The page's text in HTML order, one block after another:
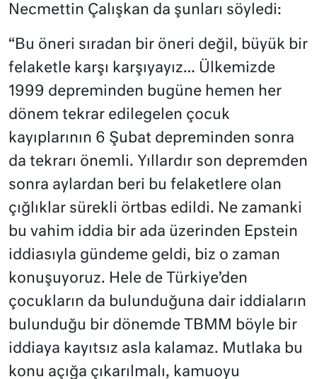
Necmettin Çalışkan da şunları söyledi:
“Bu öneri sıradan bir öneri değil, büyük bir
felaketle karşı karşıyayız… Ülkemizde
1999 depreminden bugüne hemen her
dönem tekrar edilegelen çocuk
kayıplarının 6 Şubat depreminden sonra
da tekrarı önemli. Yıllardır son depremden
sonra aylardan beri bu felaketlere olan
çığlıklar sürekli örtbas edildi. Ne zamanki
bu vahim iddia bir ada üzerinden Epstein
iddiasıyla gündeme geldi, biz o zaman
konuşuyoruz. Hele de Türkiye’den
çocukların da bulunduğuna dair iddiaların
bulunduğu bir dönemde TBMM böyle bir
iddiaya kayıtsız asla kalamaz. Mutlaka bu
konu açığa çıkarılmalı, kamuoyu